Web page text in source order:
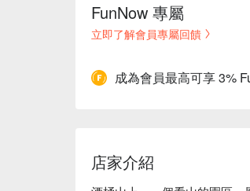
FunNow 專屬
立即了解會員專屬回饋
成為會員最高可享 3%
店家介紹